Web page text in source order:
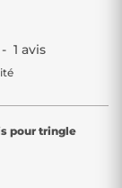
- 1 avis
pour tringle